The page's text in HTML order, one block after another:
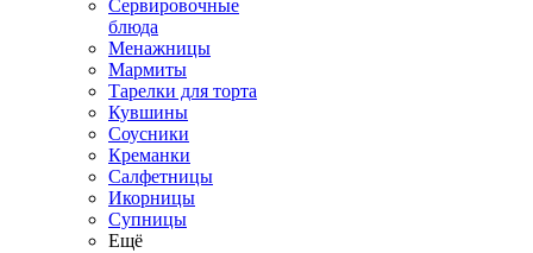
Сервировочные
блюда
Менажницы
Мармиты
Тарелки для торта
Кувшины
Соусники
Креманки
Салфетницы
Икорницы
Супницы
Ещё